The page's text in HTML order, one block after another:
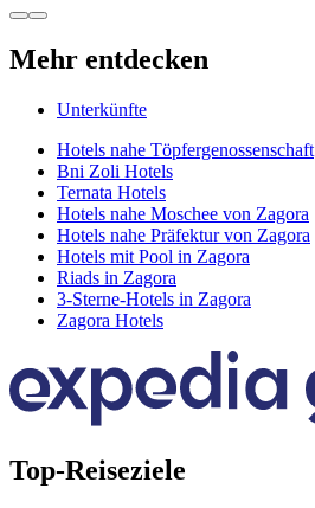
Mehr entdecken
Unterkünfte
Hotels nahe Töpfergenossenschaft
Bni Zoli Hotels
Ternata Hotels
Hotels nahe Moschee von Zagora
Hotels nahe Präfektur von Zagora
Hotels mit Pool in Zagora
Riads in Zagora
3-Sterne-Hotels in Zagora
Zagora Hotels
Top-Reiseziele